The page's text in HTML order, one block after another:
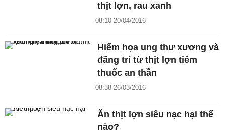
thịt lợn, rau xanh
08:10 20/04/2016
Hiểm họa ung thư xương và
đãng trí từ thịt lợn tiêm
thuốc an thần
08:38 26/03/2016
Ăn thịt lợn siêu nạc hại thế
nào?